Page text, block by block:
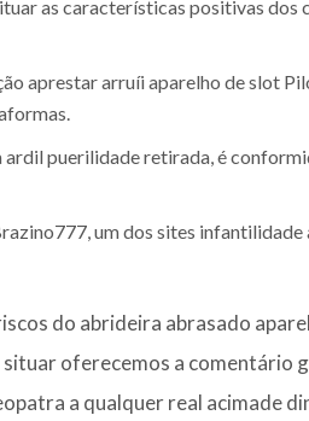
as características positivas dos
aprestar arruíi aparelho de slot
ardil puerilidade retirada, é
um dos sites infantilidade
do abrideira abrasado
oferecemos a
a qualquer real acimade